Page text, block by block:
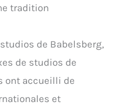
tradition
de Babelsberg,
de studios de
ont accueilli de
et